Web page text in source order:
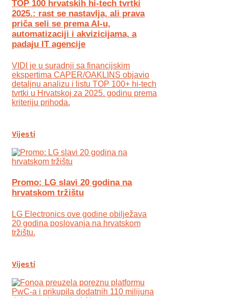
TOP 100 hrvatskih hi-tech tvrtki
2025.: rast se nastavlja, ali prava
priča seli se prema AI-u,
automatizaciji i akvizicijama, a
padaju IT agencije
VIDI je u suradnji sa financijskim
ekspertima CAPER/OAKLINS objavio
detaljnu analizu i listu TOP 100+ hi-tech
tvrtki u Hrvatskoj za 2025. godinu prema
kriteriju prihoda.
Vijesti
Promo: LG slavi 20 godina na
hrvatskom tržištu
LG Electronics ove godine obilježava
20 godina poslovanja na hrvatskom
tržištu.
Vijesti